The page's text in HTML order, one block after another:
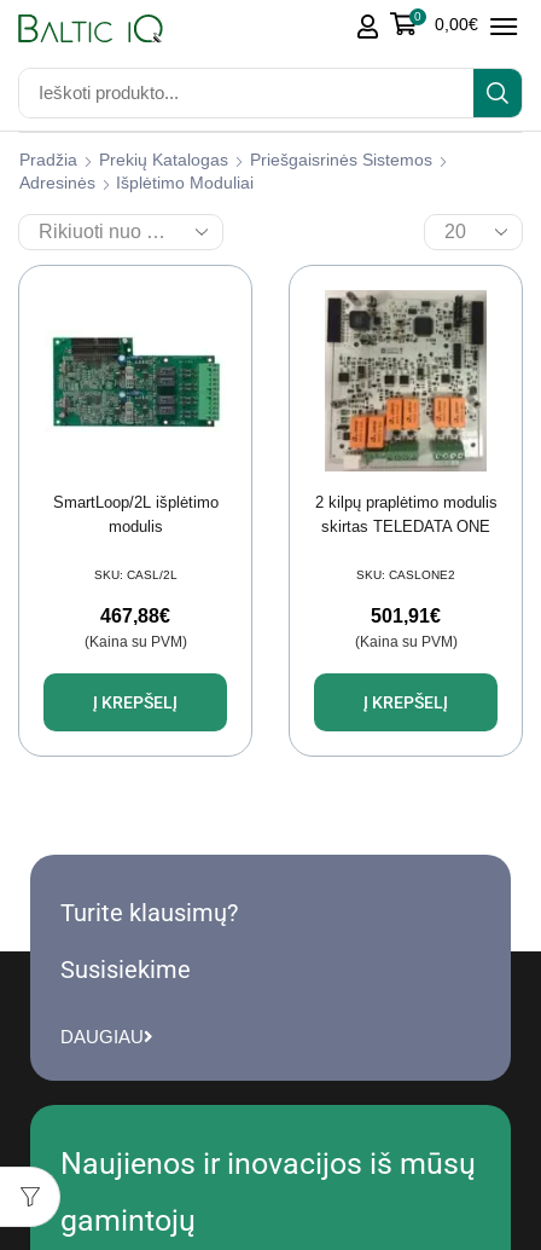
0 0,00€
Pradžia Prekių Katalogas
Priešgaisrinės Sistemos
Adresinės
Išplėtimo Moduliai
SmartLoop/2L išplėtimo
modulis
SKU: CASL/2L
467,88€
(Kaina su PVM)
Į KREPŠELĮ
2 kilpų praplėtimo modulis
skirtas TELEDATA ONE
SKU: CASLONE2
501,91€
(Kaina su PVM)
Į KREPŠELĮ
Turite klausimų?
Susisiekime
DAUGIAU
Naujienos ir inovacijos iš mūsų
gamintojų